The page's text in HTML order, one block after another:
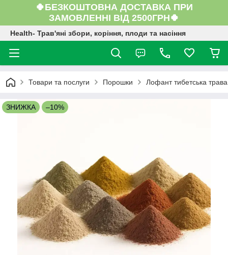
🍀БЕЗКОШТОВНА ДОСТАВКА ПРИ
ЗАМОВЛЕННІ ВІД 2500ГРН🍀
Health- Трав'яні збори, коріння, плоди та насіння
Товари та послуги Порошки Лофант тибетська
ЗНИЖКА –10%